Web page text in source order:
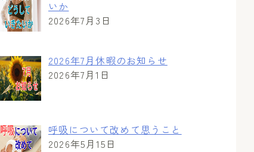
いか
2026年7月3日
2026年7月休暇のお知らせ
2026年7月1日
呼吸について改めて思うこと
2026年5月15日